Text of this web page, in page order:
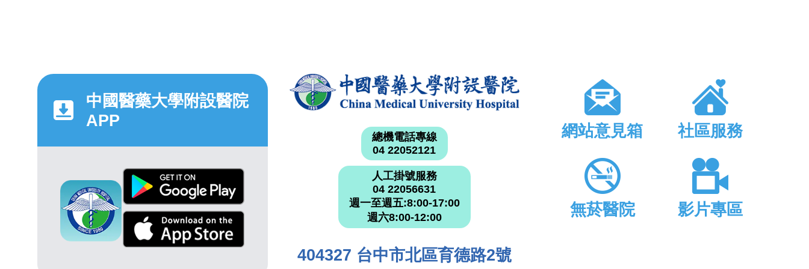
中國醫藥大學附設醫院
APP
總機電話專線
04 22052121
人工掛號服務
04 22056631
週一至週五:8:00-17:00
週六8:00-12:00
404327 台中市北區育德路2號
網站意見箱 社區服務
無菸醫院 影片專區